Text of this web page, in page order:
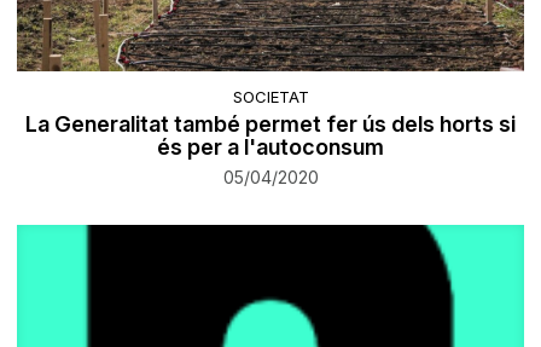
SOCIETAT
La Generalitat també permet fer ús dels horts si
és per a l'autoconsum
05/04/2020